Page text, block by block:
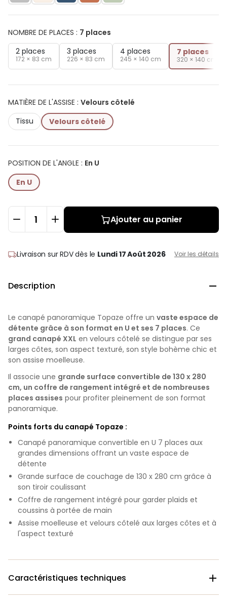
NOMBRE DE PLACES : 7 places
2 places
172 × 83 cm
3 places
226 × 83 cm
4 places
245 × 140 cm
7 places
320 × 140 cm
MATIÈRE DE L'ASSISE : Velours côtelé
Tissu
Velours côtelé
POSITION DE L'ANGLE : En U
En U
Ajouter au panier
Livraison sur RDVdès le Lundi 17 Août 2026 Voir les détails
Description 
Le canapé panoramique Topaze offre un vaste espace de
détente grâce à son format en U et ses 7 places. Ce
grand canapé XXL en velours côtelé se distingue par ses
larges côtes, son aspect texturé, son style bohème chic et
son assise moelleuse.
Il associe une grande surface convertible de 130 x 280
cm, un coffre de rangement intégré et de nombreuses
places assises pour profiter pleinement de son format
panoramique.
Points forts du canapé Topaze :
Canapé panoramique convertible en U 7 places aux
grandes dimensions offrant un vaste espace de
détente
Grande surface de couchage de 130 x 280 cm grâce à
son tiroir coulissant
Coffre de rangement intégré pour garder plaids et
coussins à portée de main
Assise moelleuse et velours côtelé aux larges côtes et à
l'aspect texturé
Caractéristiques techniques 